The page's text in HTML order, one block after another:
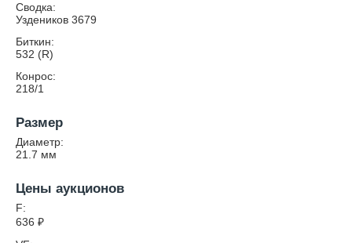
Сводка:
Уздеников 3679
Биткин:
532 (R)
Конрос:
218/1
Размер
Диаметр:
21.7 мм
Цены аукционов
F:
636 ₽